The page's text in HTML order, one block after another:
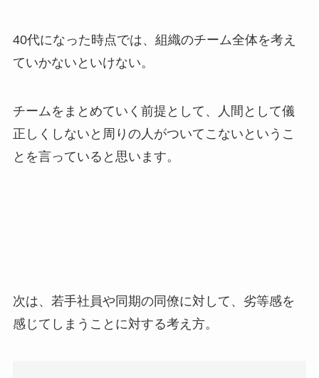
40代になった時点では、組織のチーム全体を考え
ていかないといけない。
チームをまとめていく前提として、人間として儀
正しくしないと周りの人がついてこないというこ
とを言っていると思います。
次は、若手社員や同期の同僚に対して、劣等感を
感じてしまうことに対する考え方。